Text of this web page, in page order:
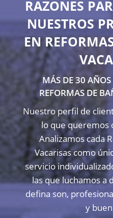
RAZONES
NUESTROS
EN
MÁS DE 30
REFORMAS DE
Nuestro perfil de
lo que
Analizamos cada
Vacarisas como
servicio
las que luchamos a
defina son,
y